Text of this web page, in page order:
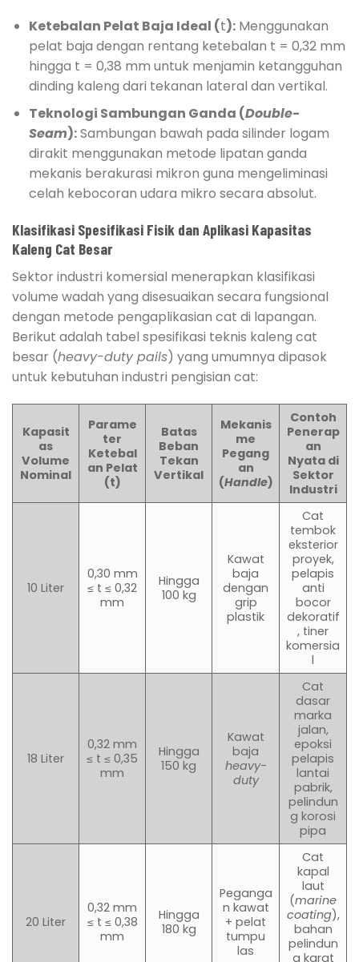
Ketebalan Pelat Baja Ideal (t):Menggunakan
pelat baja dengan rentang ketebalan t = 0,32 mm
hingga t = 0,38 mm untuk menjamin ketangguhan
dinding kaleng dari tekanan lateral dan vertikal.
Teknologi Sambungan Ganda (Double-
Seam):Sambungan bawah pada silinder logam
dirakit menggunakan metode lipatan ganda
mekanis berakurasi mikron guna mengeliminasi
celah kebocoran udara mikro secara absolut.
Klasifikasi Spesifikasi Fisik dan Aplikasi Kapasitas
Kaleng Cat Besar
Sektor industri komersial menerapkan klasifikasi
volume wadah yang disesuaikan secara fungsional
dengan metode pengaplikasian cat di lapangan.
Berikut adalah tabel spesifikasi teknis kaleng cat
besar (heavy-duty pails) yang umumnya dipasok
untuk kebutuhan industri pengisian cat:
Kapasit
as
Volume
Nominal
Parame
ter
Ketebal
an Pelat
(t)
Batas
Beban
Tekan
Vertikal
Mekanis
me
Pegang
an
(Handle)
Contoh
Penerap
an
Nyata di
Sektor
Industri
10 Liter
0,30 mm
≤ t ≤ 0,32
mm
Hingga
100 kg
Kawat
baja
dengan
grip
plastik
Cat
tembok
eksterior
proyek,
pelapis
anti
bocor
dekoratif
, tiner
komersia
l
18 Liter
0,32 mm
≤ t ≤ 0,35
mm
Hingga
150 kg
Kawat
baja
heavy-
duty
Cat
dasar
marka
jalan,
epoksi
pelapis
lantai
pabrik,
pelindun
g korosi
pipa
20 Liter
0,32 mm
≤ t ≤ 0,38
mm
Hingga
180 kg
Peganga
n kawat
+ pelat
tumpu
las
Cat
kapal
laut
(marine
coating),
bahan
pelindun
g karat